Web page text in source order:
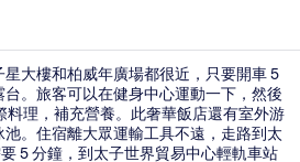
大樓和柏威年廣場都很近，只要開車 5
。旅客可以在健身中心運動一下，然後
理，補充營養。此奢華飯店還有室外游
。住宿離大眾運輸工具不遠，走路到太
5 分鐘，到太子世界貿易中心輕軌車站